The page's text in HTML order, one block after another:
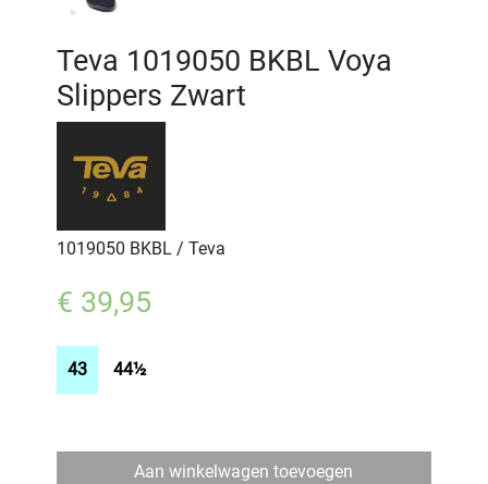
Teva 1019050 BKBL Voya
Slippers Zwart
1019050 BKBL / Teva
€ 39,95
43 44½
Aan winkelwagen toevoegen